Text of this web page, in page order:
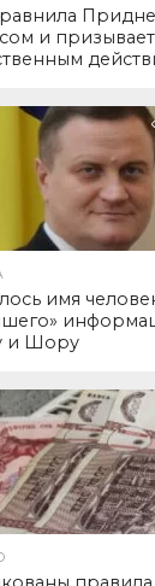
и
имя
и Шору